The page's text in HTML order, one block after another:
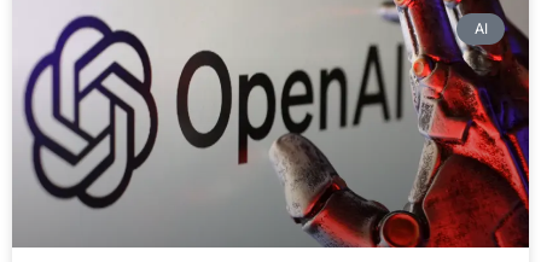
AI